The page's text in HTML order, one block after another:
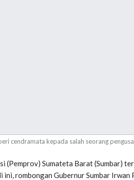
cendramata kepada salah seorang
(Pemprov) Sumateta Barat (Sumbar)
rombongan Gubernur Sumbar